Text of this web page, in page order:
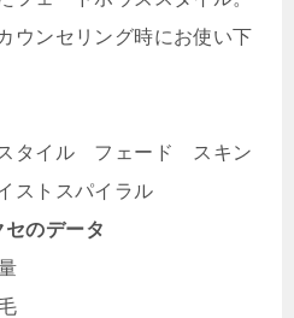
ウンセリング時にお使い下
タイル フェード スキン
トスパイラル
のデータ